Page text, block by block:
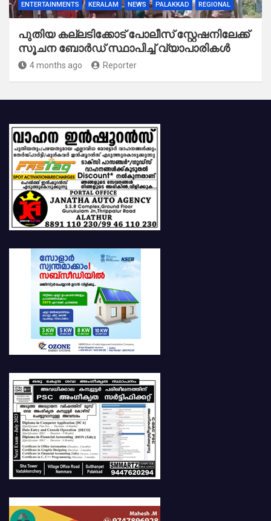
ENTERTAINMENTS KERALAM NEWS PALAKKAD REGIONAL
പുതിയ കല്ലടിക്കോട് പോലീസ് സ്റ്റേഷനിലേക്ക്
സൂചന ബോർഡ് സ്ഥാപിച്ച് വ്യാപാരികൾ
4 months ago Reporter